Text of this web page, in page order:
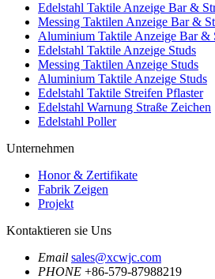
Edelstahl Taktile Anzeige Bar &
Messing Taktilen Anzeige Bar &
Aluminium Taktile Anzeige Bar &
Edelstahl Taktile Anzeige Studs
Messing Taktilen Anzeige Studs
Aluminium Taktile Anzeige Studs
Edelstahl Taktile Streifen Pflaster
Edelstahl Warnung Straße Zeichen
Edelstahl Poller
Unternehmen
Honor & Zertifikate
Fabrik Zeigen
Projekt
Kontaktieren sie Uns
Email sales@xcwjc.com
PHONE +86-579-87988219